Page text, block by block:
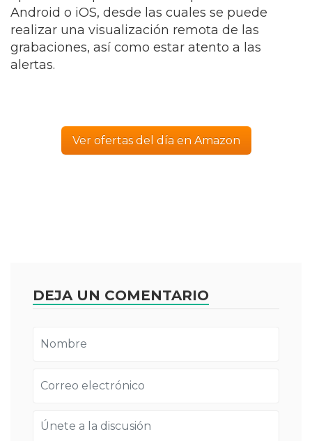
Android o iOS, desde las cuales se puede
realizar una visualización remota de las
grabaciones, así como estar atento a las
alertas.
Ver ofertas del día en Amazon
DEJA UN COMENTARIO